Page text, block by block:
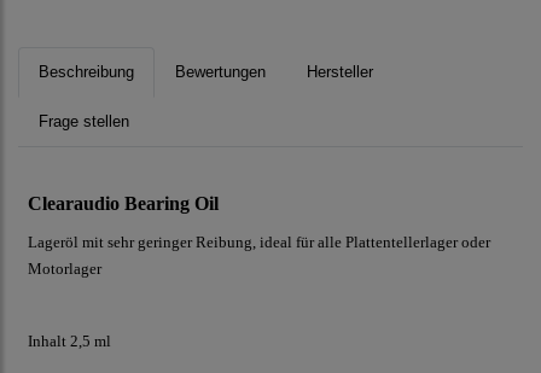
Beschreibung Bewertungen Hersteller
Frage stellen
Clearaudio Bearing Oil
Lageröl mit sehr geringer Reibung, ideal für alle Plattentellerlager oder
Motorlager
Inhalt 2,5 ml